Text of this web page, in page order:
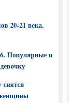
20-21 века,
Популярные и
снятся